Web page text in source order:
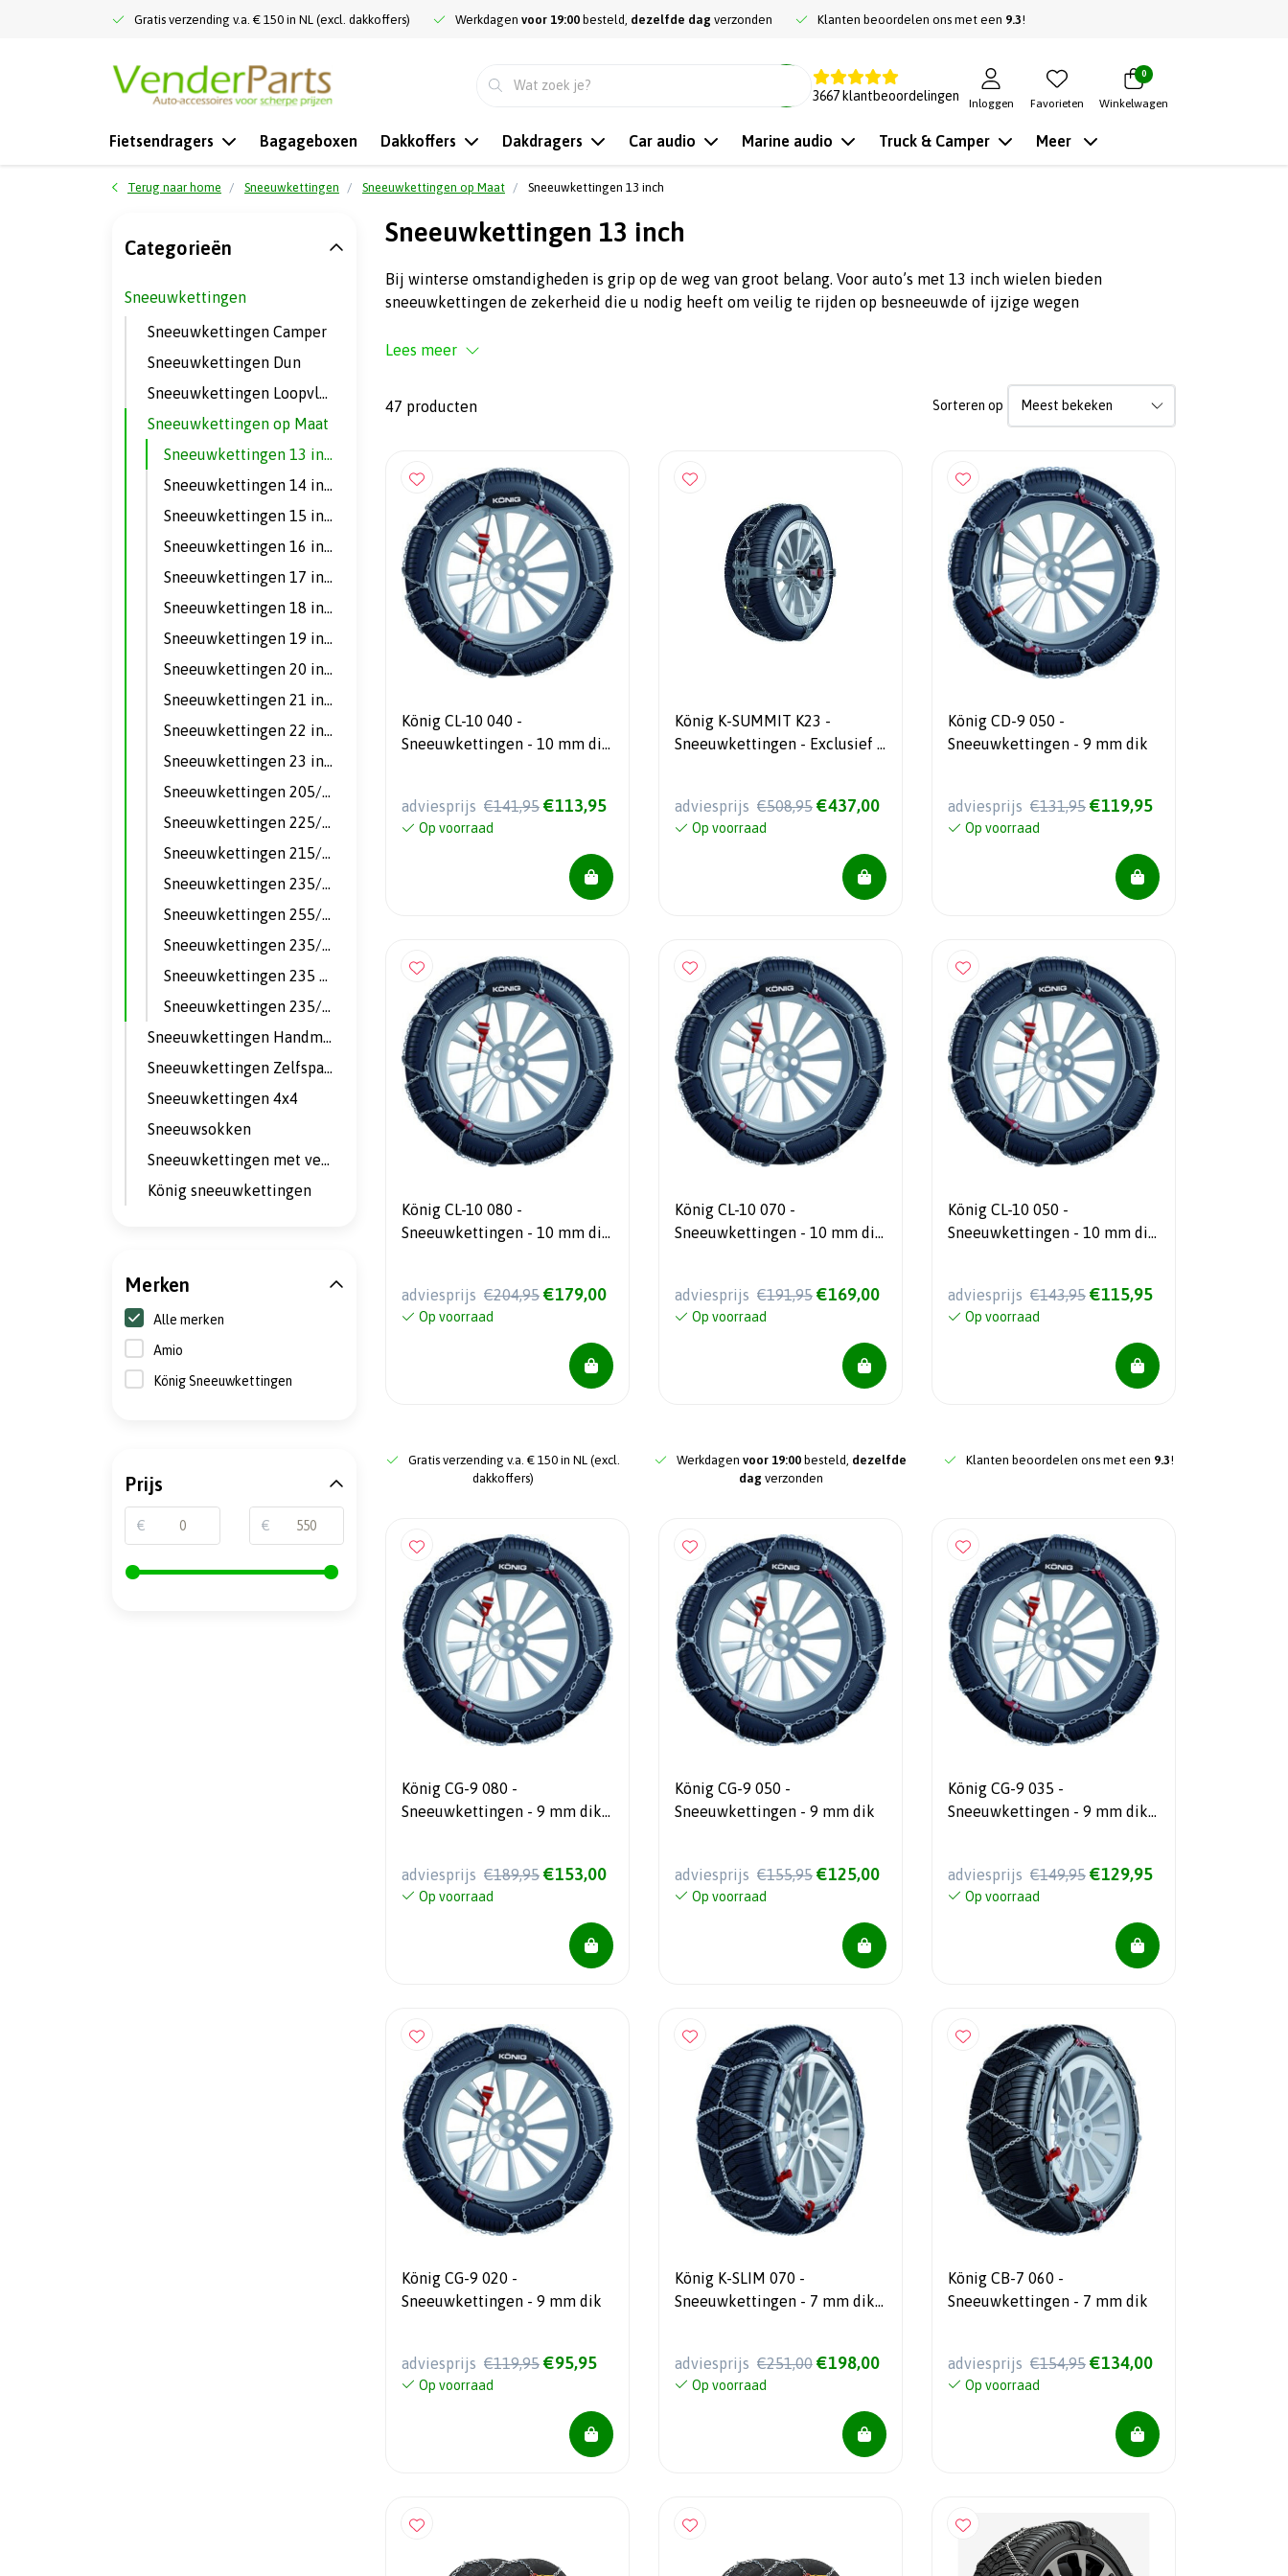
Gratis verzending v.a. € 150 in NL (excl. dakkoffers) Werkdagen voor 19:00 besteld, dezelfde dag verzonden Klanten beoordelen ons met een 9.3!
3667 klantbeoordelingen
Inloggen Favorieten
0
Winkelwagen
Fietsendragers Bagageboxen Dakkoffers Dakdragers Car audio Marine audio Truck & Camper Meer
Terug naar home Sneeuwkettingen Sneeuwkettingen op Maat Sneeuwkettingen 13 inch
Sneeuwkettingen 13 inch
Bij winterse omstandigheden is grip op de weg van groot belang. Voor auto’s met 13 inch wielen bieden
sneeuwkettingen de zekerheid die u nodig heeft om veilig te rijden op besneeuwde of ijzige wegen
Lees meer
47 producten Sorteren op
König CL-10 040 -
Sneeuwkettingen - 10 mm dik
adviesprijs €141,95 €113,95
Op voorraad
König K-SUMMIT K23 -
Sneeuwkettingen - Exclusief -
adviesprijs €508,95 €437,00
Op voorraad
König CD-9 050 -
Sneeuwkettingen - 9 mm dik
adviesprijs €131,95 €119,95
Op voorraad
König CL-10 080 -
Sneeuwkettingen - 10 mm dik
adviesprijs €204,95 €179,00
Op voorraad
König CL-10 070 -
Sneeuwkettingen - 10 mm dik
adviesprijs €191,95 €169,00
Op voorraad
König CL-10 050 -
Sneeuwkettingen - 10 mm dik
adviesprijs €143,95 €115,95
Op voorraad
Gratis verzending v.a. € 150 in NL (excl.
dakkoffers)
Werkdagen voor 19:00 besteld, dezelfde
dag verzonden
Klanten beoordelen ons met een 9.3!
König CG-9 080 -
Sneeuwkettingen - 9 mm dik -
adviesprijs €189,95 €153,00
Op voorraad
König CG-9 050 -
Sneeuwkettingen - 9 mm dik
adviesprijs €155,95 €125,00
Op voorraad
König CG-9 035 -
Sneeuwkettingen - 9 mm dik -
adviesprijs €149,95 €129,95
Op voorraad
König CG-9 020 -
Sneeuwkettingen - 9 mm dik
adviesprijs €119,95 €95,95
Op voorraad
König K-SLIM 070 -
Sneeuwkettingen - 7 mm dik -
adviesprijs €251,00 €198,00
Op voorraad
König CB-7 060 -
Sneeuwkettingen - 7 mm dik
adviesprijs €154,95 €134,00
Op voorraad
Categorieën
Sneeuwkettingen
Sneeuwkettingen Camper
Sneeuwkettingen Dun
Sneeuwkettingen Loopvlak
Sneeuwkettingen op Maat
Sneeuwkettingen 13 inch
Sneeuwkettingen 14 inch
Sneeuwkettingen 15 inch
Sneeuwkettingen 16 inch
Sneeuwkettingen 17 inch
Sneeuwkettingen 18 inch
Sneeuwkettingen 19 inch
Sneeuwkettingen 20 inch
Sneeuwkettingen 21 inch
Sneeuwkettingen 22 inch
Sneeuwkettingen 23 inch
Sneeuwkettingen 205/55 R16
Sneeuwkettingen 225/75 R16
Sneeuwkettingen 215/55 R17
Sneeuwkettingen 235/55 R18
Sneeuwkettingen 255/45 R19
Sneeuwkettingen 235/50 R19
Sneeuwkettingen 235 55 R19
Sneeuwkettingen 235/45 R20
Sneeuwkettingen Handmatig
Sneeuwkettingen Zelfspannend
Sneeuwkettingen 4x4
Sneeuwsokken
Sneeuwkettingen met velgbescherming
König sneeuwkettingen
Merken
Alle merken
Amio
König Sneeuwkettingen
Prijs
€ €